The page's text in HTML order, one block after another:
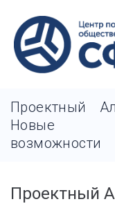
Проектный
Новые
возможности
Проектный